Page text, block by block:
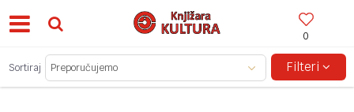
0
BESPLATNA ISPORUKA ZA IZNOSE PREKO 150KM!
Sortiraj Filteri